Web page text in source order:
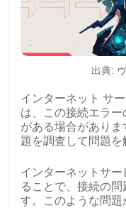
出典:
インターネット サ
は、この接続エラ
がある場合があり
題を調査して問題を
インターネットサ
ることで、接続の
す。このような問